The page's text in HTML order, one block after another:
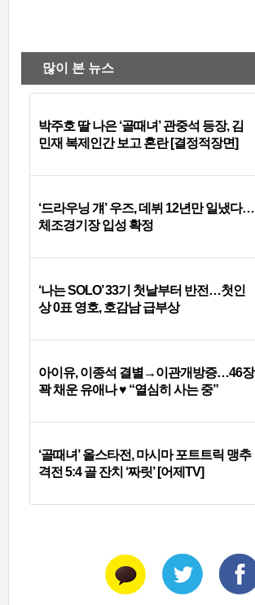
많이 본 뉴스
박주호 딸 나은 ‘골때녀’ 관중석 등장, 김
민재 복제인간 보고 혼란 [결정적장면]
‘드라우닝 걔’ 우즈, 데뷔 12년만 일냈다…
체조경기장 입성 확정
‘나는 SOLO’ 33기 첫날부터 반전…첫인
상 0표 영호, 호감남 급부상
아이유, 이종석 결별→이관개방증…46장
꽉 채운 유애나 ♥ “열심히 사는 중”
‘골때녀’ 올스타전, 마시마 포트트릭 맹추
격전 5:4 골 잔치 ‘짜릿’ [어제TV]